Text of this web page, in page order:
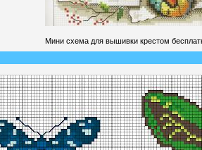
Мини схема для вышивки крестом